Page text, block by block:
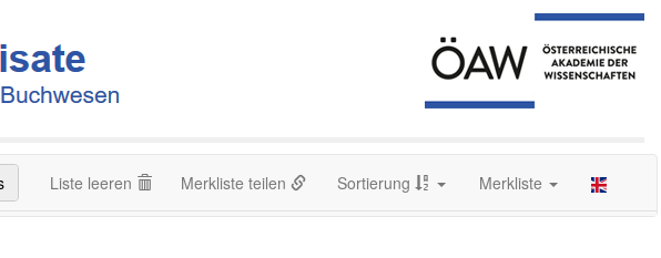
Liste leeren Merkliste teilen Sortierung Merkliste